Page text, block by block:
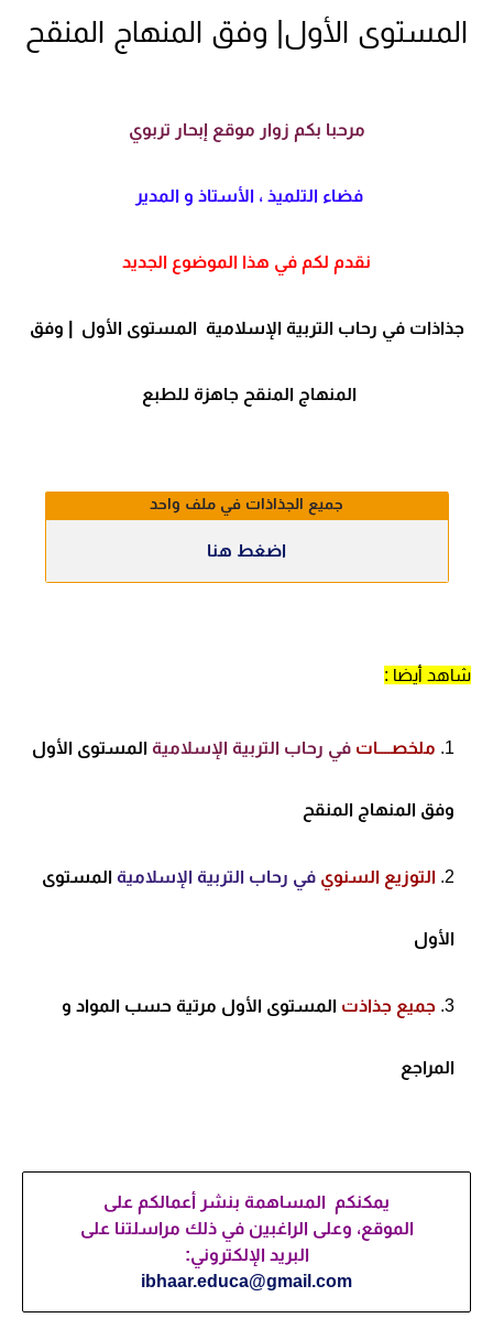
المستوى الأول| وفق المنهاج المنقح
مرحبا بكم زوار موقع إبحار تربوي
فضاء التلميذ ، الأستاذ و المدير
نقدم لكم في هذا الموضوع الجديد
جذاذات في رحاب التربية الإسلامية المستوى الأول | وفق
المنهاج المنقح جاهزة للطبع
جميع الجذاذات في ملف واحد
اضغط هنا
شاهد أيضا :
ملخصــــات في رحاب التربية الإسلامية المستوى الأول
وفق المنهاج المنقح
التوزيع السنوي في رحاب التربية الإسلامية المستوى
الأول
جميع جذاذت المستوى الأول مرتية حسب المواد و
المراجع
يمكنكم المساهمة بنشر أعمالكم على
الموقع، وعلى الراغبين في ذلك مراسلتنا على
البريد الإلكتروني:
ibhaar.educa@gmail.com